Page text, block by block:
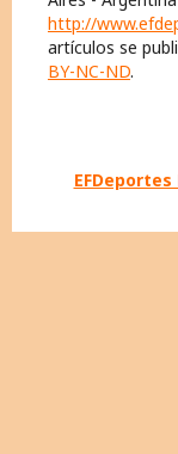
http://
artículos se
BY-NC-ND.